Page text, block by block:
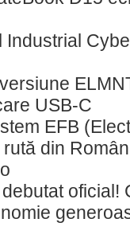
Industrial
USB-C
EFB
din
oficial!